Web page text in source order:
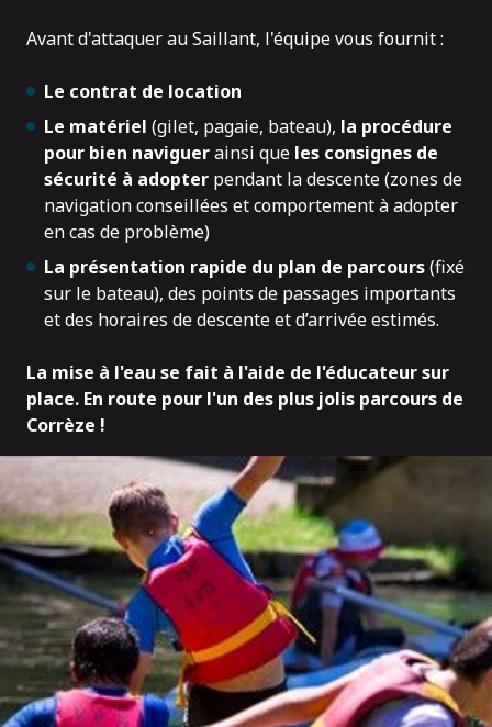
Avant d'attaquer au Saillant, l'équipe vous fournit :
Le contrat de location
Le matériel (gilet, pagaie, bateau), la procédure
pour bien naviguerainsi que les consignes de
sécurité à adopter pendant la descente (zones de
navigation conseillées et comportement à adopter
en cas de problème)
La présentation rapide du plan de parcours(fixé
sur le bateau), des points de passages importants
et des horaires de descente et d’arrivée estimés.
La mise à l'eau se fait à l'aide de l'éducateur sur
place. En route pour l'un des plus jolis parcours de
Corrèze !